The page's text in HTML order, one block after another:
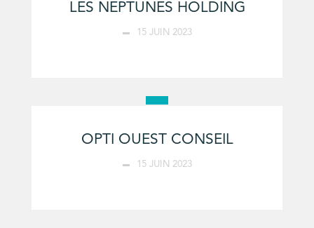
LES NEPTUNES HOLDING
15 JUIN 2023
OPTI OUEST CONSEIL
15 JUIN 2023